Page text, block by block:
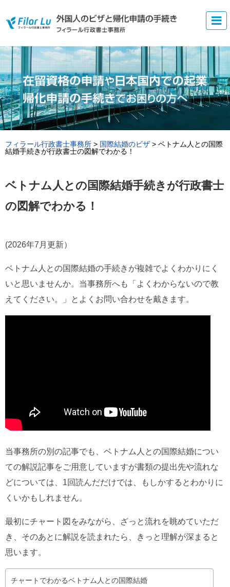
フィラール行政書士事務所 > 国際結婚のビザ > ベトナム人との国際
結婚手続きが行政書士の図解でわかる！
ベトナム人との国際結婚手続きが行政書士
の図解でわかる！
(2026年7月更新）
ベトナム人との国際結婚の手続きが複雑でよくわかりにく
いと思いませんか。当事務所へも「よくわからないので教
えてください。」とよくお問い合わせを戴きます。
当事務所の別の記事でも、ベトナム人との国際結婚につい
ての解説記事をご用意していますが書類の提出先や流れな
どについては、1回読んだだけでは、もしかするとわかりに
くいかもしれません。
最初にチャート図をみながら、ざっと流れを眺めていただ
き、そのあとに解説を読まれたら、きっと理解が深まると
思います。
チャートでわかるベトナム人との国際結婚